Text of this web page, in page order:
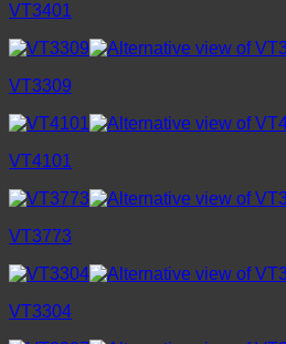
VT3401
VT3309
VT4101
VT3773
VT3304